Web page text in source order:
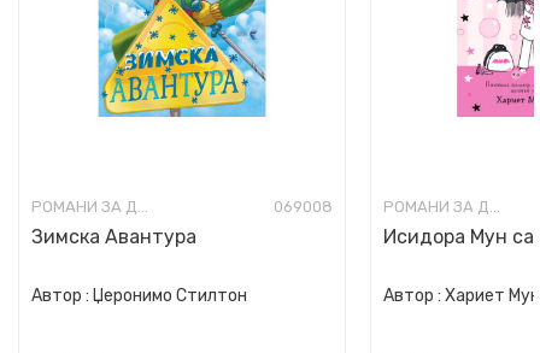
РОМАНИ ЗА ДЕЦА 069008
Зимска Авантура
Автор : Џеронимо Стилтон
РОМАНИ ЗА ДЕЦА
Исидора Мун
Автор : Хариет